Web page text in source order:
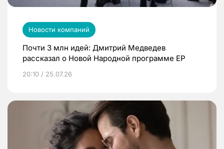
Новости компаний
Почти 3 млн идей: Дмитрий Медведев
рассказал о Новой Народной программе ЕР
20:10 / 25.07.26